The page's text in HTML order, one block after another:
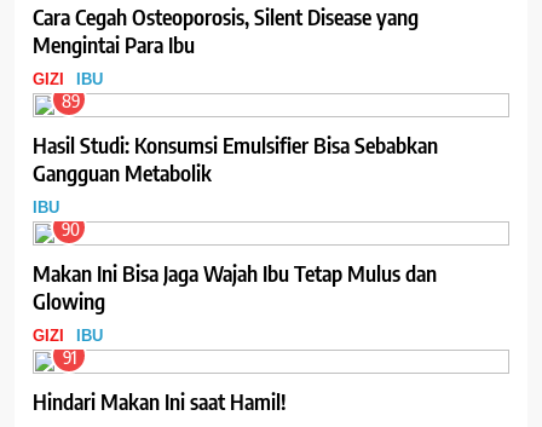
Cara Cegah Osteoporosis, Silent Disease yang
Mengintai Para Ibu
GIZI IBU
89
Hasil Studi: Konsumsi Emulsifier Bisa Sebabkan
Gangguan Metabolik
IBU
90
Makan Ini Bisa Jaga Wajah Ibu Tetap Mulus dan
Glowing
GIZI IBU
91
Hindari Makan Ini saat Hamil!